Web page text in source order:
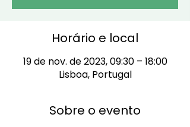
Horário e local
19 de nov. de 2023, 09:30 – 18:00
Lisboa, Portugal
Sobre o evento